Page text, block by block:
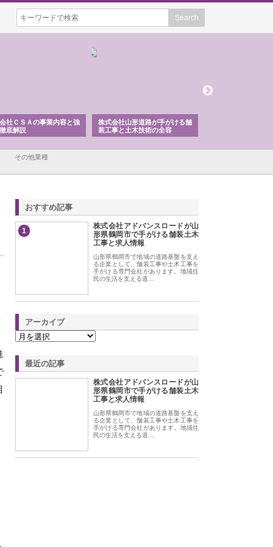
社ＣＳＡの事業内容と強
底解説
株式会社山形道路が手がける舗
装工事と土木技術の全容
その他業種
おすすめ記事
1
株式会社アドバンスロードが山
形県鶴岡市で手がける舗装土木
工事と求人情報
山形県鶴岡市で地域の道路基盤を支え
る企業として、舗装工事や土木工事を
手がける専門会社があります。地域住
民の生活を支える道…
アーカイブ
最近の記事
株式会社アドバンスロードが山
形県鶴岡市で手がける舗装土木
工事と求人情報
山形県鶴岡市で地域の道路基盤を支え
る企業として、舗装工事や土木工事を
手がける専門会社があります。地域住
民の生活を支える道…